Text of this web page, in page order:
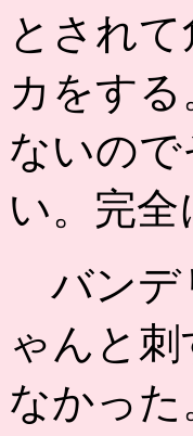
とされ
カをす
ないの
い。完全
バンデ
ゃんと
なかっ